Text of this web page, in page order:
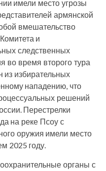
имели место угрозы
армянской
вмешательство
и
следственных
во время второго тура
из избирательных
нападению, что
решений
Перестрелки
на реке Псоу с
оружия имели место
2025 году.
органы с